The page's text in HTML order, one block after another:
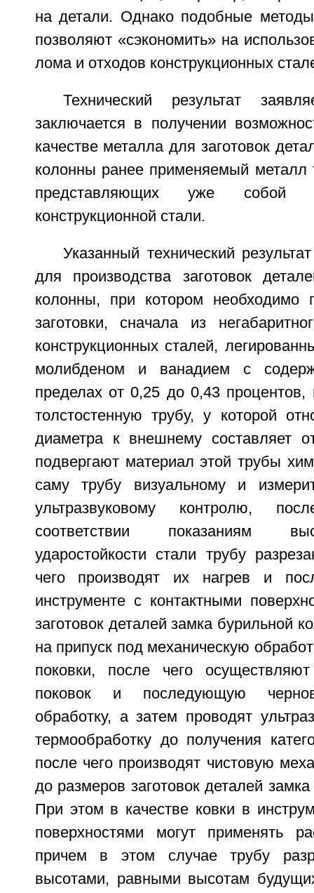
на детали. Однако подобные
позволяют «сэкономить» на
лома и отходов конструкционных
Технический результат
заключается в получении
качестве металла для заготовок
колонны ранее применяемый металл
представляющих уже
конструкционной стали.
Указанный технический
для производства заготовок
колонны, при котором необходимо
заготовки, сначала из
конструкционных сталей,
молибденом и ванадием с
пределах от 0,25 до 0,43
толстостенную трубу, у которой
диаметра к внешнему составляет
подвергают материал этой трубы
саму трубу визуальному и
ультразвуковому контролю,
соответствии показаниям
ударостойкости стали трубу
чего производят их нагрев и
инструменте с контактными
заготовок деталей замка бурильной
на припуск под механическую
поковки, после чего
поковок и последующую
обработку, а затем проводят
термообработку до получения
после чего производят чистовую
до размеров заготовок деталей
При этом в качестве ковки в
поверхностями могут применять
причем в этом случае трубу
высотами, равными высотам